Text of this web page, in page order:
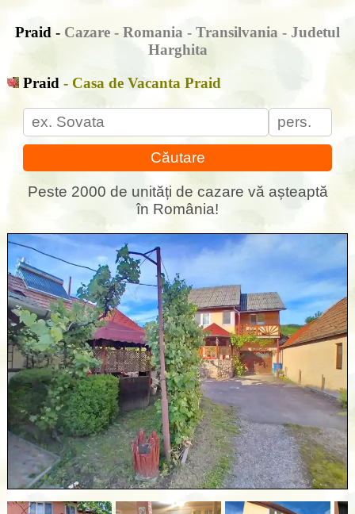
Praid - Cazare - Romania - Transilvania - Judetul
Harghita
Praid - Casa de Vacanta Praid
Căutare
Peste 2000 de unități de cazare vă așteaptă
în România!